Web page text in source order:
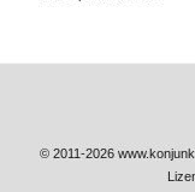
© 2011-2026